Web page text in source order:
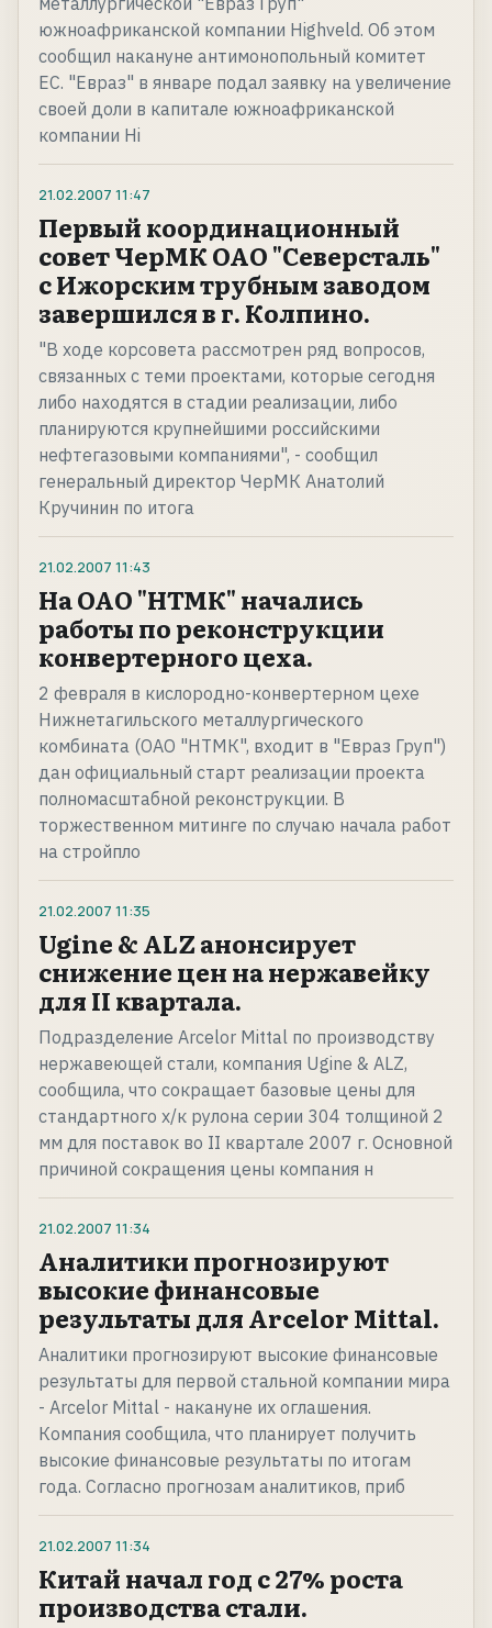
южноафриканской компании Highveld. Об этом
сообщил накануне антимонопольный комитет
ЕС. "Евраз" в январе подал заявку на увеличение
своей доли в капитале южноафриканской
компании Hi
21.02.2007 11:47
Первый координационный
совет ЧерМК ОАО "Северсталь"
с Ижорским трубным заводом
завершился в г. Колпино.
"В ходе корсовета рассмотрен ряд вопросов,
связанных с теми проектами, которые сегодня
либо находятся в стадии реализации, либо
планируются крупнейшими российскими
нефтегазовыми компаниями", - сообщил
генеральный директор ЧерМК Анатолий
Кручинин по итога
21.02.2007 11:43
На ОАО "НТМК" начались
работы по реконструкции
конвертерного цеха.
2 февраля в кислородно-конвертерном цехе
Нижнетагильского металлургического
комбината (ОАО "НТМК", входит в "Евраз Груп")
дан официальный старт реализации проекта
полномасштабной реконструкции. В
торжественном митинге по случаю начала работ
на стройпло
21.02.2007 11:35
Ugine & ALZ анонсирует
снижение цен на нержавейку
для II квартала.
Подразделение Arcelor Mittal по производству
нержавеющей стали, компания Ugine & ALZ,
сообщила, что сокращает базовые цены для
стандартного х/к рулона серии 304 толщиной 2
мм для поставок во II квартале 2007 г. Основной
причиной сокращения цены компания н
21.02.2007 11:34
Аналитики прогнозируют
высокие финансовые
результаты для Arcelor Mittal.
Аналитики прогнозируют высокие финансовые
результаты для первой стальной компании мира
- Arcelor Mittal - накануне их оглашения.
Компания сообщила, что планирует получить
высокие финансовые результаты по итогам
года. Согласно прогнозам аналитиков, приб
21.02.2007 11:34
Китай начал год с 27% роста
производства стали.